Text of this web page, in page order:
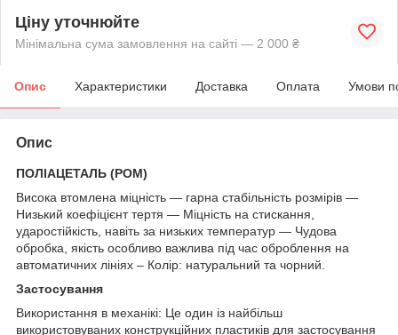
Ціну уточнюйте
Мінімальна сума замовлення на сайті — 2 000 ₴
Опис Характеристики Доставка Оплата Умови
Опис
ПОЛІАЦЕТАЛЬ (POM)
Висока втомлена міцність — гарна стабільність розмірів —
Низький коефіцієнт тертя — Міцність на стискання,
ударостійкість, навіть за низьких температур — Чудова
обробка, якість особливо важлива під час оброблення на
автоматичних лініях – Колір: натуральний та чорний.
Застосування
Використання в механікі: Це один із найбільш
використовуваних конструкційних пластиків для застосування